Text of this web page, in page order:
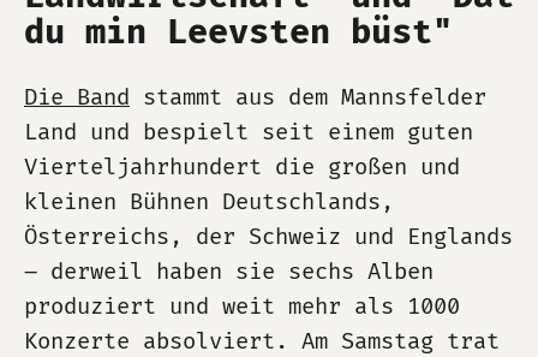
du min Leevsten büst"
Die Band stammt aus dem Mannsfelder
Land und bespielt seit einem guten
Vierteljahrhundert die großen und
kleinen Bühnen Deutschlands,
Österreichs, der Schweiz und Englands
– derweil haben sie sechs Alben
produziert und weit mehr als 1000
Konzerte absolviert. Am Samstag trat